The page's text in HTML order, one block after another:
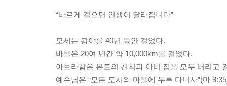
“바르게 걸으면 인생이 달라집니다”
모세는 광야를 40년 동안 걸었다.
바울은 20여 년간 약 10,000km를 걸었다.
아브라함은 본토의 친척과 아비 집을 모두 버리고
예수님은 “모든 도시와 마을에 두루 다니사”(마